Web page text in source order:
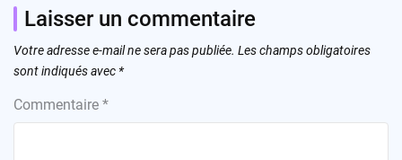
Laisser un commentaire
Votre adresse e-mail ne sera pas publiée. Les champs obligatoires
sont indiqués avec *
Commentaire *